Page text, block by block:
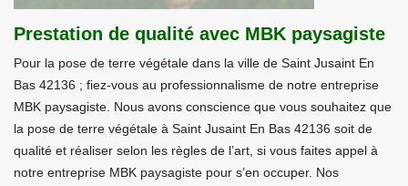
Prestation de qualité avec MBK paysagiste
Pour la pose de terre végétale dans la ville de Saint Jusaint En
Bas 42136 ; fiez-vous au professionnalisme de notre entreprise
MBK paysagiste. Nous avons conscience que vous souhaitez que
la pose de terre végétale à Saint Jusaint En Bas 42136 soit de
qualité et réaliser selon les règles de l’art, si vous faites appel à
notre entreprise MBK paysagiste pour s’en occuper. Nos